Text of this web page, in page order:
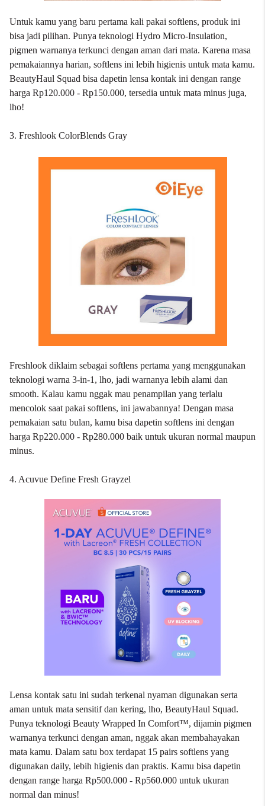
Untuk kamu yang baru pertama kali pakai softlens, produk ini
bisa jadi pilihan. Punya teknologi Hydro Micro-Insulation,
pigmen warnanya terkunci dengan aman dari mata. Karena masa
pemakaiannya harian, softlens ini lebih higienis untuk mata kamu.
BeautyHaul Squad bisa dapetin lensa kontak ini dengan range
harga Rp120.000 - Rp150.000, tersedia untuk mata minus juga,
lho!
3. Freshlook ColorBlends Gray
Freshlook diklaim sebagai softlens pertama yang menggunakan
teknologi warna 3-in-1, lho, jadi warnanya lebih alami dan
smooth. Kalau kamu nggak mau penampilan yang terlalu
mencolok saat pakai softlens, ini jawabannya! Dengan masa
pemakaian satu bulan, kamu bisa dapetin softlens ini dengan
harga Rp220.000 - Rp280.000 baik untuk ukuran normal maupun
minus.
4. Acuvue Define Fresh Grayzel
Lensa kontak satu ini sudah terkenal nyaman digunakan serta
aman untuk mata sensitif dan kering, lho, BeautyHaul Squad.
Punya teknologi Beauty Wrapped In Comfort™, dijamin pigmen
warnanya terkunci dengan aman, nggak akan membahayakan
mata kamu. Dalam satu box terdapat 15 pairs softlens yang
digunakan daily, lebih higienis dan praktis. Kamu bisa dapetin
dengan range harga Rp500.000 - Rp560.000 untuk ukuran
normal dan minus!